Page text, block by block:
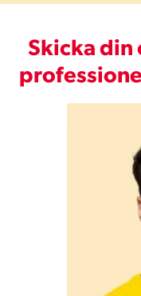
Skicka